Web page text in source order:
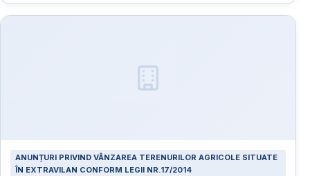
ANUNȚURI PRIVIND VÂNZAREA TERENURILOR AGRICOLE SITUATE
ÎN EXTRAVILAN CONFORM LEGII NR.17/2014